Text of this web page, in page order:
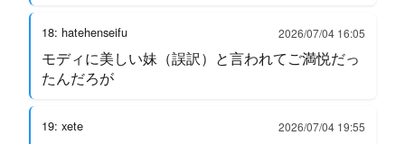
18: hatehenseifu 2026/07/04 16:05
モディに美しい妹（誤訳）と言われてご満悦だっ
たんだろが
19: xete 2026/07/04 19:55